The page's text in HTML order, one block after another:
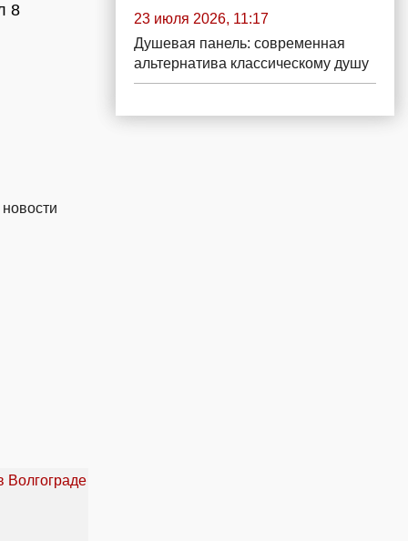
8
23 июля 2026, 11:17
Душевая панель: современная
альтернатива классическому душу